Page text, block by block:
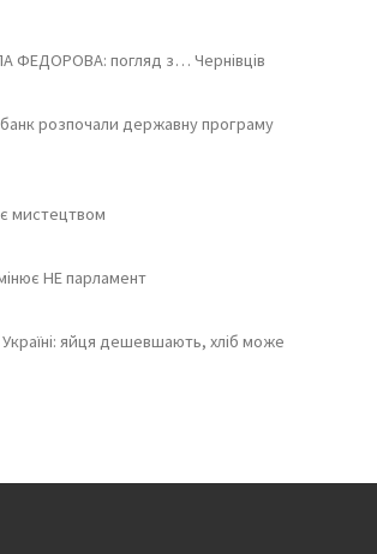
ФЕДОРОВА: погляд з… Чернівців
розпочали державну програму
мистецтвом
НЕ парламент
яйця дешевшають, хліб може